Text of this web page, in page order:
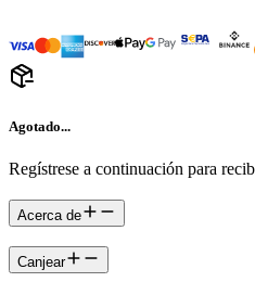
Agotado...
Regístrese a continuación para
Acerca de
Canjear